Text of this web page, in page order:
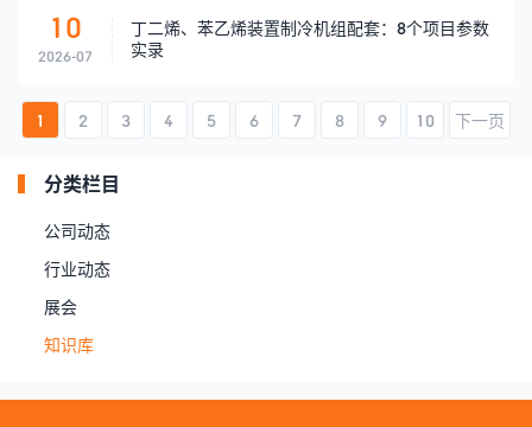
10
2026-07
丁二烯、苯乙烯装置制冷机组配套：8个项目参数
实录
1 2 3 4 5 6 7 8 9 10 下一页
分类栏目
公司动态
行业动态
展会
知识库